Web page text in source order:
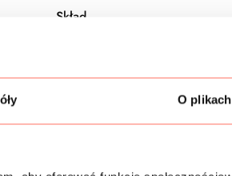
O
Skład